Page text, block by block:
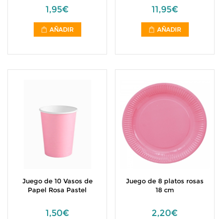
1,95€
AÑADIR
11,95€
AÑADIR
Juego de 10 Vasos de
Papel Rosa Pastel
1,50€
Juego de 8 platos rosas
18 cm
2,20€